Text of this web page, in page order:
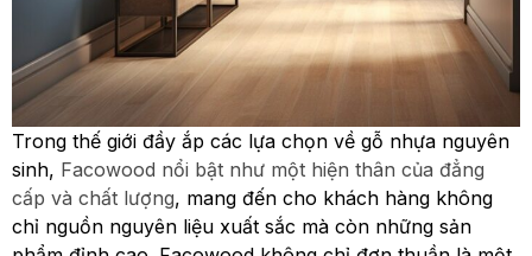
Trong thế giới đầy ắp các lựa chọn về gỗ nhựa nguyên
sinh, Facowood nổi bật như một hiện thân của đẳng
cấp và chất lượng, mang đến cho khách hàng không
chỉ nguồn nguyên liệu xuất sắc mà còn những sản